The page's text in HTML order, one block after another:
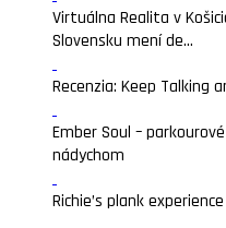
Virtuálna Realita v
Slovensku mení de...
Recenzia: Keep Talking
Ember Soul –
nádychom
Richie’s plank